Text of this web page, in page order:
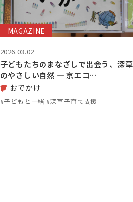
MAGAZINE
2026.03.02
子どもたちのまなざしで出会う、深草
のやさしい自然 ― 京エコ…
おでかけ
#子どもと一緒 #深草子育て支援